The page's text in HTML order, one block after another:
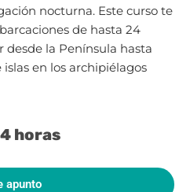
nocturna. Este curso te
de hasta 24
desde la Península hasta
en los archipiélagos
horas
apunto